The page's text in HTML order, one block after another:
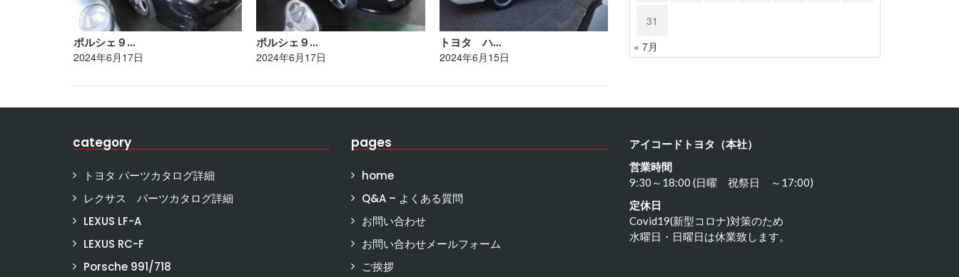
ポルシェ９…
2024年6月17日
ポルシェ９…
2024年6月17日
トヨタ ハ…
2024年6月15日
レクサス …
2024年6月15日 2024年6月15日
31
« 7月
category
トヨタ パーツカタログ詳細
レクサス パーツカタログ詳細
LEXUS LF-A
LEXUS RC-F
Porsche 991/718
pages
home
Q&A – よくある質問
お問い合わせ
お問い合わせメールフォーム
ご挨拶
アイコードトヨタ（本社）
営業時間
9:30～18:00 (日曜 祝祭日 ～17:00)
定休日
Covid19(新型コロナ)対策のため
水曜日・日曜日は休業致します。